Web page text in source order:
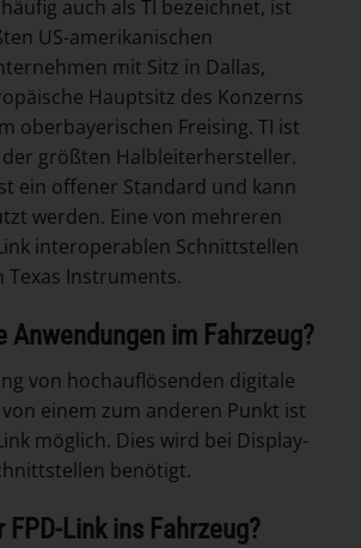
auch als TI bezeichnet, ist
US-amerikanischen
mit Sitz in Dallas,
Hauptsitz des Konzerns
oberbayerischen Freising. TI ist
größten Halbleiterhersteller.
ein offener Standard und kann
werden. Eine von mehreren
interoperablen Schnittstellen
Texas Instruments.
Anwendungen im Fahrzeug?
von hochauflösenden digitale
einem zum anderen Punkt ist
möglich. Dies wird bei Display-
benötigt.
FPD-Link ins Fahrzeug?